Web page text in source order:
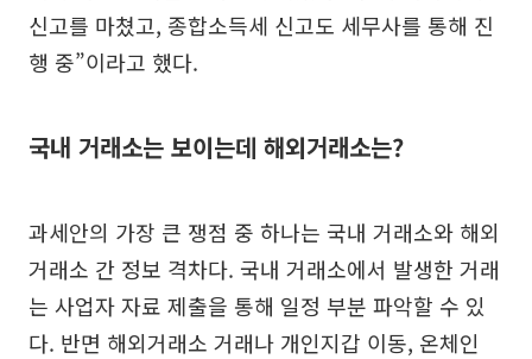
신고를 마쳤고, 종합소득세 신고도 세무사를 통해 진
행 중”이라고 했다.
국내 거래소는 보이는데 해외거래소는?
과세안의 가장 큰 쟁점 중 하나는 국내 거래소와 해외
거래소 간 정보 격차다. 국내 거래소에서 발생한 거래
는 사업자 자료 제출을 통해 일정 부분 파악할 수 있
다. 반면 해외거래소 거래나 개인지갑 이동, 온체인